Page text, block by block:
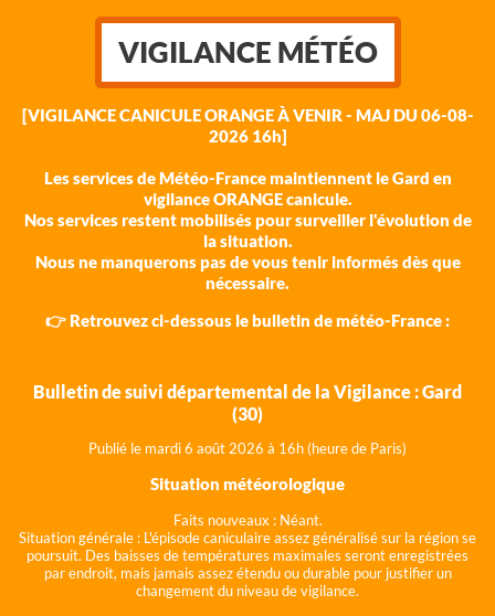
VIGILANCE MÉTÉO
[VIGILANCE CANICULE ORANGE À VENIR - MAJ DU 06-08-
2026 16h]
Les services de Météo-France maintiennent le Gard en
vigilance ORANGE canicule.
Nos services restent mobilisés pour surveiller l'évolution de
la situation.
Nous ne manquerons pas de vous tenir informés dès que
nécessaire.
👉 Retrouvez ci-dessous le bulletin de météo-France :
Bulletin de suivi départemental de la Vigilance : Gard
(30)
Publié le mardi 6 août 2026 à 16h (heure de Paris)
Situation météorologique
Faits nouveaux : Néant.
Situation générale : L'épisode caniculaire assez généralisé sur la région se
poursuit. Des baisses de températures maximales seront enregistrées
par endroit, mais jamais assez étendu ou durable pour justifier un
changement du niveau de vigilance.